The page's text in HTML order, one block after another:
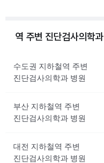
역 주변 진단검사의학과
수도권 지하철역 주변
진단검사의학과 병원
부산 지하철역 주변
진단검사의학과 병원
대전 지하철역 주변
진단검사의학과 병원